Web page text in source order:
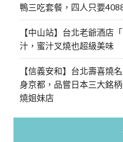
鴨三吃套餐，四人只要
【中山站】台北老爺酒店
汁，蜜汁叉燒也超級美味
【信義安和】台北壽喜燒
身京都，品嘗日本三大銘
燒姐妹店